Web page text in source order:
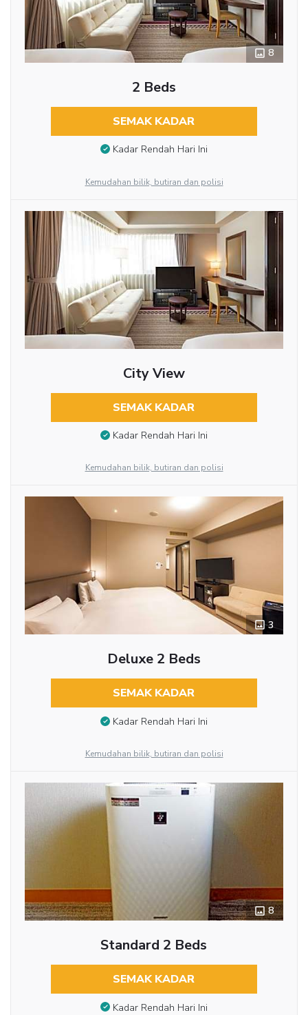
8
2 Beds
SEMAK KADAR
Kadar Rendah Hari Ini
Kemudahan bilik, butiran dan polisi
City View
SEMAK KADAR
Kadar Rendah Hari Ini
Kemudahan bilik, butiran dan polisi
3
Deluxe 2 Beds
SEMAK KADAR
Kadar Rendah Hari Ini
Kemudahan bilik, butiran dan polisi
8
Standard 2 Beds
SEMAK KADAR
Kadar Rendah Hari Ini